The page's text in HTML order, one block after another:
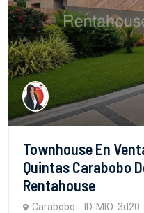
Townhouse En
Quintas Carabobo
Rentahouse
Carabobo ID-MIO: 3d20